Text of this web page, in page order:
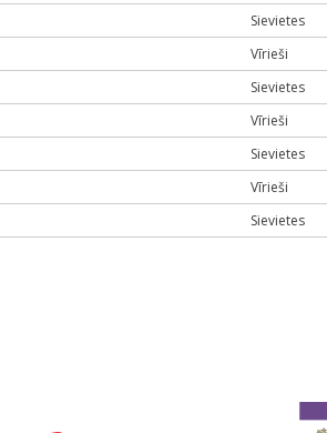
Sievietes
Vīrieši
Sievietes
Vīrieši
Sievietes
Vīrieši
Sievietes